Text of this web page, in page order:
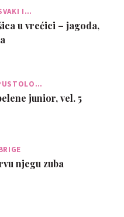
I…
u vrećici – jagoda,
junior, vel. 5
njegu zuba